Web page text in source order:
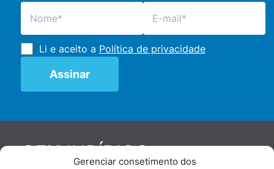
Gerenciar consetimento dos
Li e aceito a Política de privacidade
GENJURÍDICO